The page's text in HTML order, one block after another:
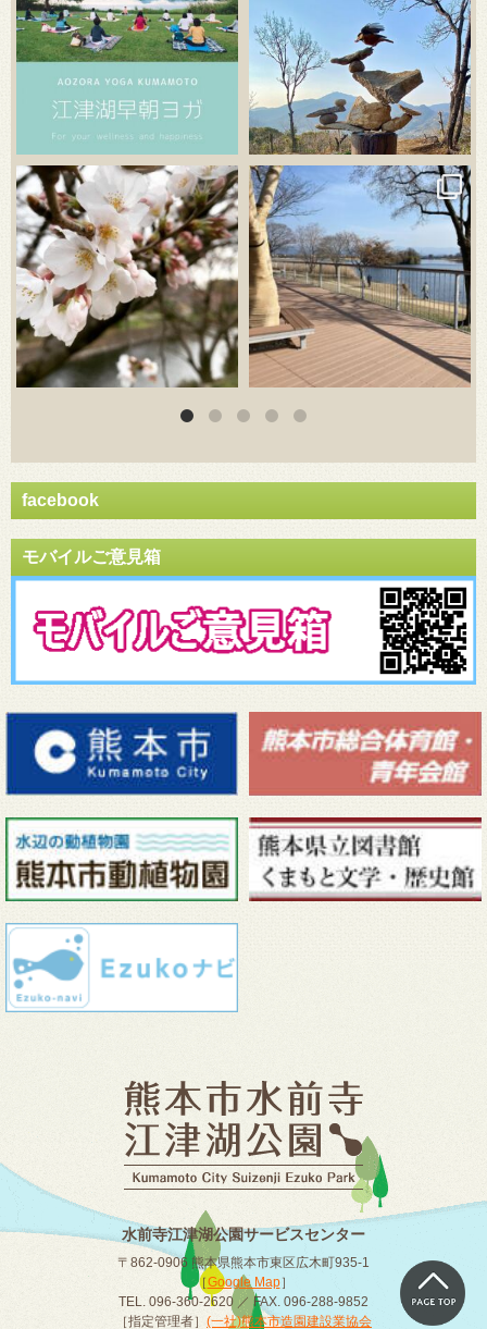
3月 20 3月 18
facebook
モバイルご意見箱
水前寺江津湖公園サービスセンター
〒862-0906 熊本県熊本市東区広木町935-1
［Google Map］
TEL. 096-360-2620 ／ FAX. 096-288-9852
［指定管理者］ (一社)熊本市造園建設業協会